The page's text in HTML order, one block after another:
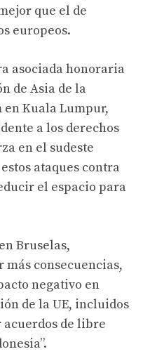
que el de
europeos.
asociada honoraria
de Asia de la
Kuala Lumpur,
a los derechos
en el sudeste
ataques contra
el espacio para
Bruselas,
consecuencias,
negativo en
de la UE, incluidos
de libre